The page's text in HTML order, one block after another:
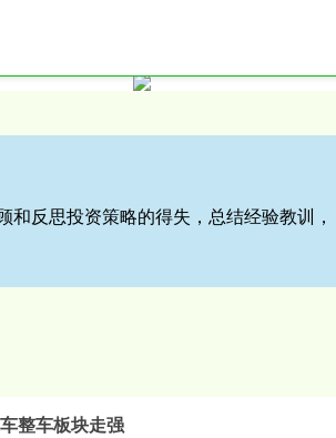
反思投资策略的得失，总结经验教训，
整车板块走强